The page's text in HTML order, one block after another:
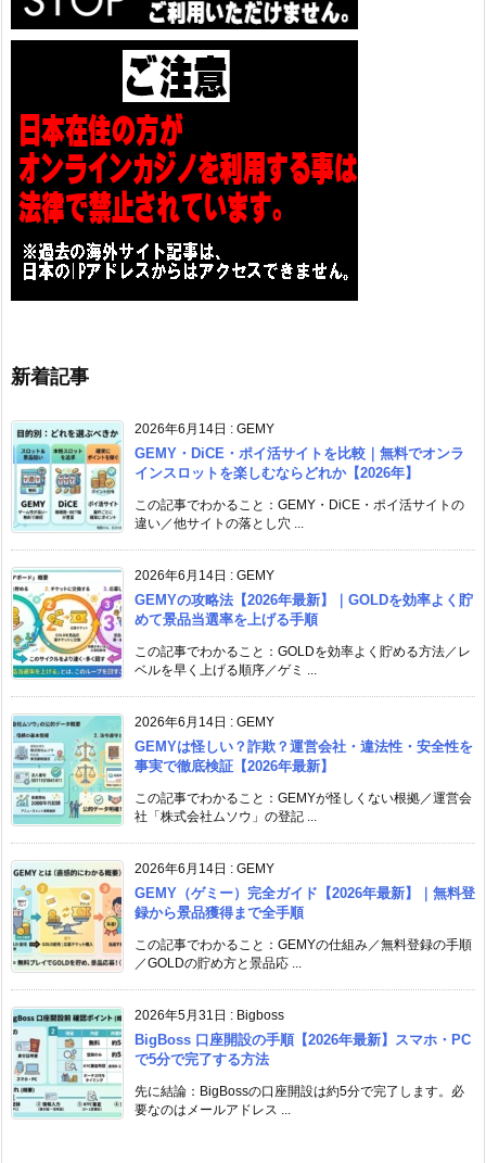
新着記事
2026年6月14日 : GEMY
GEMY・DiCE・ポイ活サイトを比較｜無料でオンラ
インスロットを楽しむならどれか【2026年】
この記事でわかること：GEMY・DiCE・ポイ活サイトの
違い／他サイトの落とし穴 ...
2026年6月14日 : GEMY
GEMYの攻略法【2026年最新】｜GOLDを効率よく貯
めて景品当選率を上げる手順
この記事でわかること：GOLDを効率よく貯める方法／レ
ベルを早く上げる順序／ゲミ ...
2026年6月14日 : GEMY
GEMYは怪しい？詐欺？運営会社・違法性・安全性を
事実で徹底検証【2026年最新】
この記事でわかること：GEMYが怪しくない根拠／運営会
社「株式会社ムソウ」の登記 ...
2026年6月14日 : GEMY
GEMY（ゲミー）完全ガイド【2026年最新】｜無料登
録から景品獲得まで全手順
この記事でわかること：GEMYの仕組み／無料登録の手順
／GOLDの貯め方と景品応 ...
2026年5月31日 : Bigboss
BigBoss 口座開設の手順【2026年最新】スマホ・PC
で5分で完了する方法
先に結論：BigBossの口座開設は約5分で完了します。必
要なのはメールアドレス ...